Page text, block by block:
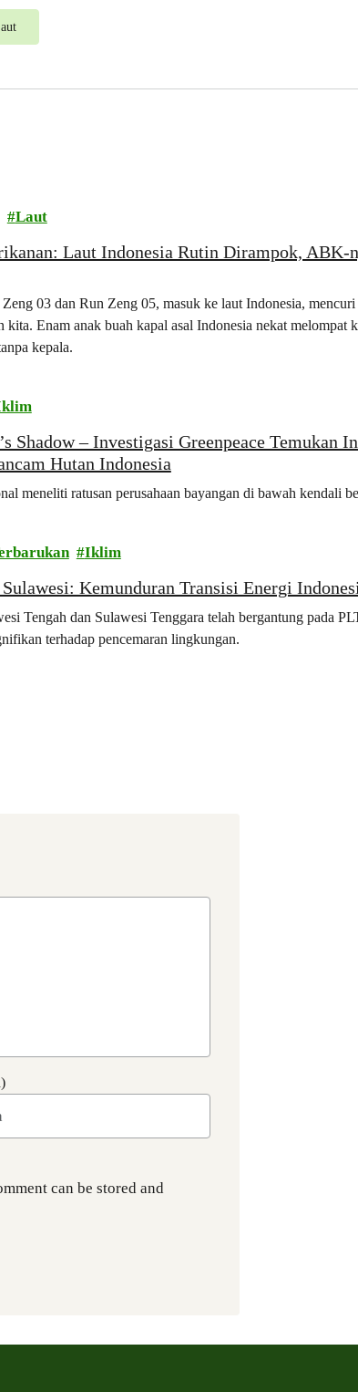
Laut
Laut Indonesia Rutin Dirampok, ABK-
03 dan Run Zeng 05, masuk ke laut Indonesia,
kita. Enam anak buah kapal asal Indonesia nekat melompat
kepala.
Shadow – Investigasi Greenpeace Temukan
Hutan Indonesia
meneliti ratusan perusahaan bayangan di bawah kendali
Iklim
Kemunduran Transisi Energi
Tengah dan Sulawesi Tenggara telah bergantung pada
terhadap pencemaran lingkungan.
can be stored and